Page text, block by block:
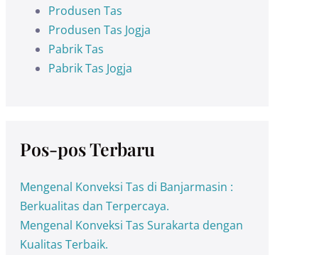
Produsen Tas
Produsen Tas Jogja
Pabrik Tas
Pabrik Tas Jogja
Pos-pos Terbaru
Mengenal Konveksi Tas di Banjarmasin :
Berkualitas dan Terpercaya.
Mengenal Konveksi Tas Surakarta dengan
Kualitas Terbaik.